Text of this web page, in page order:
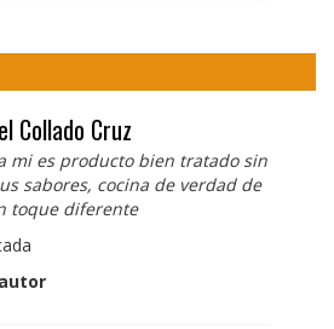
Collado Cruz
mi es producto bien tratado sin
sabores, cocina de verdad de
toque diferente